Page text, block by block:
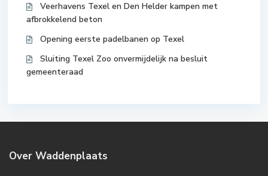
Veerhavens Texel en Den Helder kampen met
afbrokkelend beton
Opening eerste padelbanen op Texel
Sluiting Texel Zoo onvermijdelijk na besluit
gemeenteraad
Over Waddenplaats